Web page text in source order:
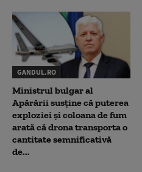
GANDUL.RO
Ministrul bulgar al
Apărării susține că puterea
exploziei și coloana de fum
arată că drona transporta o
cantitate semnificativă
de...